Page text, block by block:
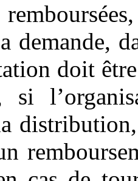
demande,
doit
si